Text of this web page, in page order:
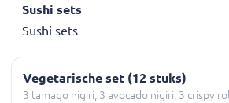
Sushi sets
Sushi sets
Vegetarische set (12 stuks)
3 tamago nigiri, 3 avocado nigiri, 3 crispy